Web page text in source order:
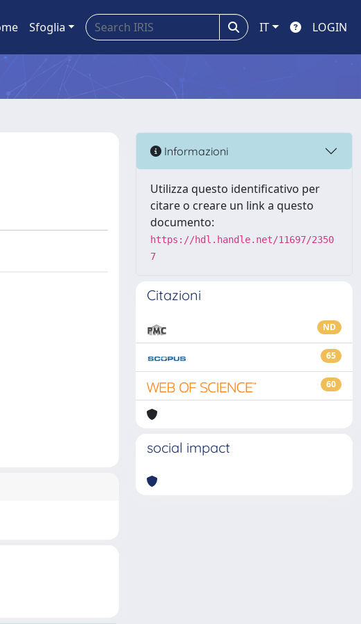
Sfoglia IT LOGIN
Informazioni
Utilizza questo identificativo per
citare o creare un link a questo
documento:
https://hdl.handle.net/11697/2350
7
Citazioni
ND
65
60
social impact